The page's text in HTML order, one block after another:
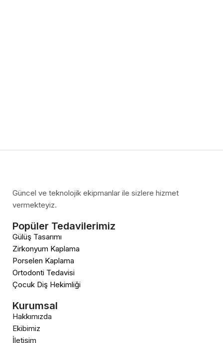
Güncel ve teknolojik ekipmanlar ile sizlere hizmet
vermekteyiz.
Popüler Tedavilerimiz
Gülüş Tasarımı
Zirkonyum Kaplama
Porselen Kaplama
Ortodonti Tedavisi
Çocuk Diş Hekimliği
Kurumsal
Hakkımızda
Ekibimiz
İletişim